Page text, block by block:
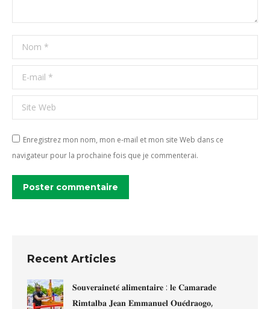
Nom *
E-mail *
Site Web
Enregistrez mon nom, mon e-mail et mon site Web dans ce
navigateur pour la prochaine fois que je commenterai.
Poster commentaire
Recent Articles
𝐒𝐨𝐮𝐯𝐞𝐫𝐚𝐢𝐧𝐞𝐭𝐞́ 𝐚𝐥𝐢𝐦𝐞𝐧𝐭𝐚𝐢𝐫𝐞 : 𝐥𝐞 𝐂𝐚𝐦𝐚𝐫𝐚𝐝𝐞
𝐑𝐢𝐦𝐭𝐚𝐥𝐛𝐚 𝐉𝐞𝐚𝐧 𝐄𝐦𝐦𝐚𝐧𝐮𝐞𝐥 𝐎𝐮𝐞́𝐝𝐫𝐚𝐨𝐠𝐨,